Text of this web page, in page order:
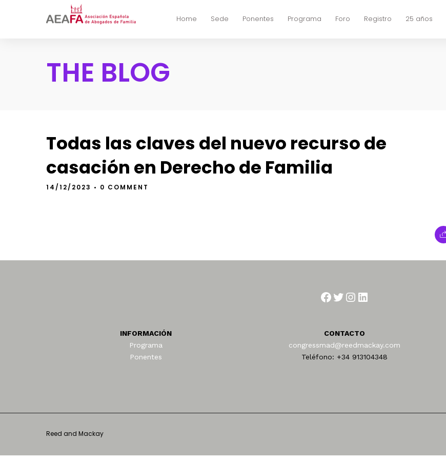
Home Sede Ponentes Programa Foro Registro 25 años
THE BLOG
Todas las claves del nuevo recurso de
casación en Derecho de Familia
14/12/2023 • 0 COMMENT
Facebook
Twitter
Instagram
LinkedIn
INFORMACIÓN
Programa
Ponentes
CONTACTO
congressmad@reedmackay.com
Teléfono: +34 913104348
Reed and Mackay